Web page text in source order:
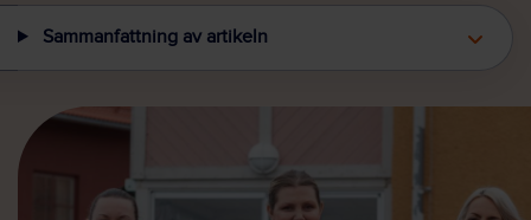
Sammanfattning av artikeln